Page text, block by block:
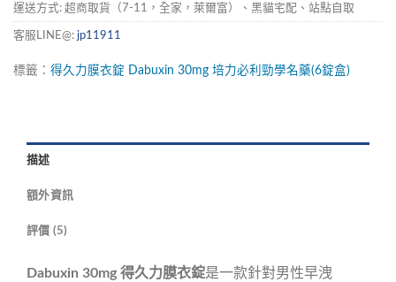
運送方式: 超商取貨（7-11，全家，萊爾富）、黑貓宅配、站點自取
客服LINE@: jp11911
標籤： 得久力膜衣錠 Dabuxin 30mg 培力必利勁學名藥(6錠盒)
描述
額外資訊
評價 (5)
Dabuxin 30mg 得久力膜衣錠是一款針對男性早洩